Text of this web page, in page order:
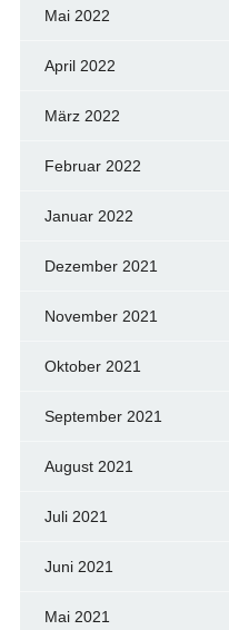
Mai 2022
April 2022
März 2022
Februar 2022
Januar 2022
Dezember 2021
November 2021
Oktober 2021
September 2021
August 2021
Juli 2021
Juni 2021
Mai 2021